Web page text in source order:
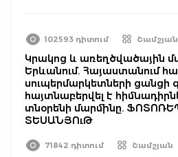
102593 դիտում Շամշյան
Կրակոց և առեղծվածային
Երևանում. Հայաստանում
սուպերմարկետների ցանցի
հայտնաբերվել է
տնօրենի մարմինը.
ՏԵՍԱՆՅՈւԹ
71842 դիտում Շամշյան